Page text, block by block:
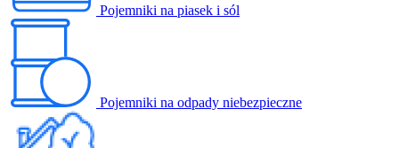
Pojemniki na piasek i sól
Pojemniki na odpady niebezpieczne